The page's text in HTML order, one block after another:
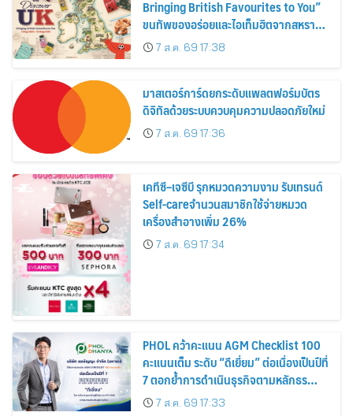
Bringing British Favourites to You”
ขนทัพของอร่อยและไอเท็มฮิตจากสหราช
อาณาจักร ส่งตรงถึงมือตั้งแต่วันนี้ – 18
สิงหาคมนี้
7 ส.ค. 69 17:38
มาสเตอร์การ์ดยกระดับแพลตฟอร์มบัตร
ดิจิทัลด้วยระบบควบคุมความปลอดภัยใหม่
7 ส.ค. 69 17:36
เคทีซี–เจซีบี รุกหมวดความงาม รับเทรนด์
Self-careจำนวนสมาชิกใช้จ่ายหมวด
เครื่องสำอางเพิ่ม 26%
7 ส.ค. 69 17:34
PHOL คว้าคะแนน AGM Checklist 100
คะแนนเต็ม ระดับ “ดีเยี่ยม” ต่อเนื่องเป็นปีที่
7 ตอกย้ำการดำเนินธุรกิจตามหลักธร
รมาภิบาล โปร่งใส สร้างความเชื่อมั่นผู้ถือ
7 ส.ค. 69 17:33